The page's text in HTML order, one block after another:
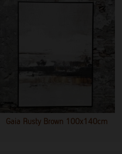
Gaia Rusty Brown 100x140cm